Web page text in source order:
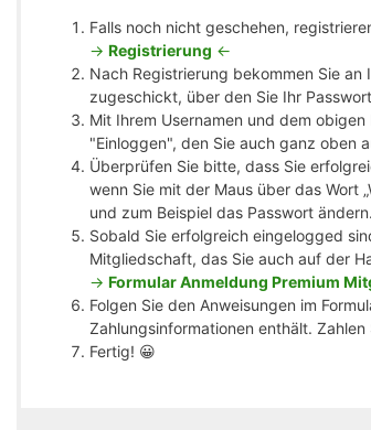
Falls noch nicht geschehen,
-> Registrierung <-
Nach Registrierung bekommen Sie
zugeschickt, über den Sie Ihr
Mit Ihrem Usernamen und dem
"Einloggen", den Sie auch ganz oben
Überprüfen Sie bitte, dass Sie
wenn Sie mit der Maus über das Wort
und zum Beispiel das Passwort ändern.
Sobald Sie erfolgreich eingelogged
Mitgliedschaft, das Sie auch auf der
-> Formular Anmeldung Premium
Folgen Sie den Anweisungen im
Zahlungsinformationen enthält.
Fertig! 😀